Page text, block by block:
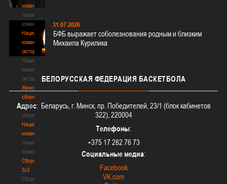
команда
Национальная
команда
Национальная
команда
(история)
Национальная
команда
(история)
Женские
сборные
Женские
сборные
Национальная
команда
Национальная
команда
Сборные
3х3
Сборные
31.07.2026
БФБ выражает соболезнования родным и близким
Михаила Курилика
БЕЛОРУССКАЯ ФЕДЕРАЦИЯ БАСКЕТБОЛА
Адрес: Беларусь, г. Минск, пр. Победителей, 23/1 (блок кабинетов
322), 220004
Телефоны:
+375 17 282 76 73
Социальные медиа:
Facebook
VK.com